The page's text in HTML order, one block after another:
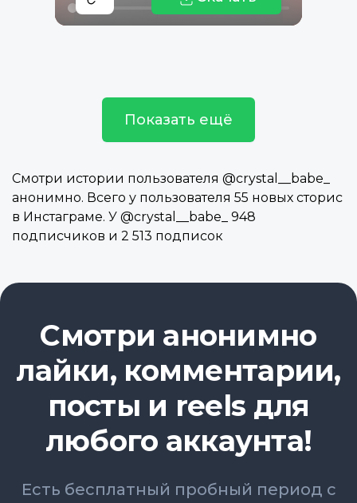
Показать ещё
Смотри истории пользователя @crystal__babe_
анонимно. Всего у пользователя 55 новых сторис
в Инстаграме. У @crystal__babe_ 948
подписчиков и 2 513 подписок
Смотри анонимно
лайки, комментарии,
посты и reels для
любого аккаунта!
Есть бесплатный пробный период с